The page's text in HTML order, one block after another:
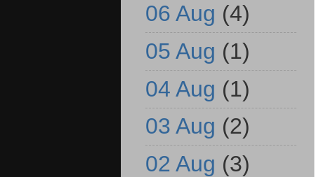
06 Aug (4)
05 Aug (1)
04 Aug (1)
03 Aug (2)
02 Aug (3)